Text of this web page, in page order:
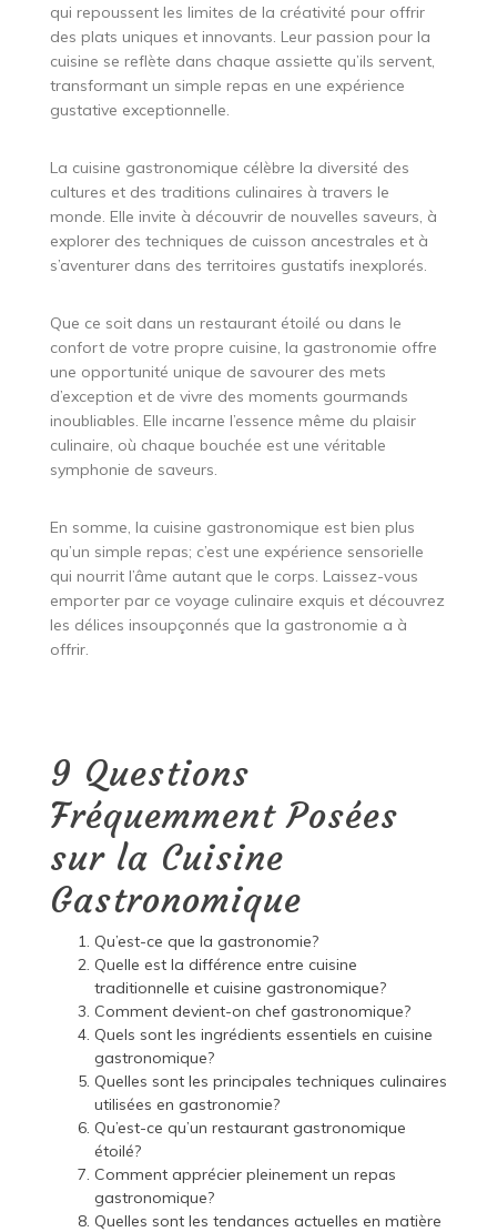
qui repoussent les limites de la créativité pour offrir
des plats uniques et innovants. Leur passion pour la
cuisine se reflète dans chaque assiette qu’ils servent,
transformant un simple repas en une expérience
gustative exceptionnelle.
La cuisine gastronomique célèbre la diversité des
cultures et des traditions culinaires à travers le
monde. Elle invite à découvrir de nouvelles saveurs, à
explorer des techniques de cuisson ancestrales et à
s’aventurer dans des territoires gustatifs inexplorés.
Que ce soit dans un restaurant étoilé ou dans le
confort de votre propre cuisine, la gastronomie offre
une opportunité unique de savourer des mets
d’exception et de vivre des moments gourmands
inoubliables. Elle incarne l’essence même du plaisir
culinaire, où chaque bouchée est une véritable
symphonie de saveurs.
En somme, la cuisine gastronomique est bien plus
qu’un simple repas; c’est une expérience sensorielle
qui nourrit l’âme autant que le corps. Laissez-vous
emporter par ce voyage culinaire exquis et découvrez
les délices insoupçonnés que la gastronomie a à
offrir.
9 Questions
Fréquemment Posées
sur la Cuisine
Gastronomique
Qu’est-ce que la gastronomie?
Quelle est la différence entre cuisine
traditionnelle et cuisine gastronomique?
Comment devient-on chef gastronomique?
Quels sont les ingrédients essentiels en cuisine
gastronomique?
Quelles sont les principales techniques culinaires
utilisées en gastronomie?
Qu’est-ce qu’un restaurant gastronomique
étoilé?
Comment apprécier pleinement un repas
gastronomique?
Quelles sont les tendances actuelles en matière